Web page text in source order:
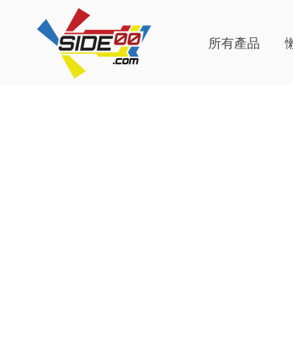
所有產品